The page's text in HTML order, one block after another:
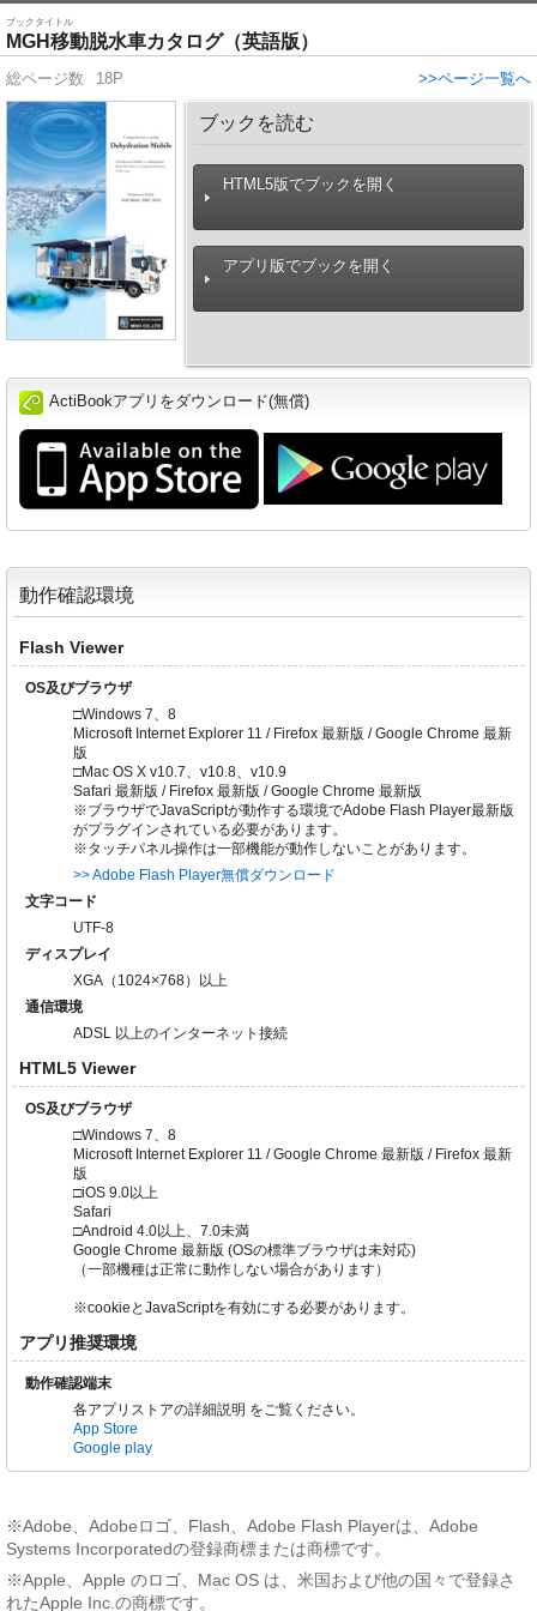
ブックタイトル
MGH移動脱水車カタログ（英語版）
総ページ数 18P >>ページ一覧へ
ブックを読む
HTML5版でブックを開く
アプリ版でブックを開く
ActiBookアプリをダウンロード(無償)
動作確認環境
Flash Viewer
OS及びブラウザ
□Windows 7、8
Microsoft Internet Explorer 11 / Firefox 最新版 / Google Chrome 最新
版
□Mac OS X v10.7、v10.8、v10.9
Safari 最新版 / Firefox 最新版 / Google Chrome 最新版
※ブラウザでJavaScriptが動作する環境でAdobe Flash Player最新版
がプラグインされている必要があります。
※タッチパネル操作は一部機能が動作しないことがあります。
>> Adobe Flash Player無償ダウンロード
文字コード
UTF-8
ディスプレイ
XGA（1024×768）以上
通信環境
ADSL 以上のインターネット接続
HTML5 Viewer
OS及びブラウザ
□Windows 7、8
Microsoft Internet Explorer 11 / Google Chrome 最新版 / Firefox 最新
版
□iOS 9.0以上
Safari
□Android 4.0以上、7.0未満
Google Chrome 最新版 (OSの標準ブラウザは未対応)
（一部機種は正常に動作しない場合があります）
※cookieとJavaScriptを有効にする必要があります。
アプリ推奨環境
動作確認端末
各アプリストアの詳細説明 をご覧ください。
App Store
Google play
※Adobe、Adobeロゴ、Flash、Adobe Flash Playerは、Adobe
Systems Incorporatedの登録商標または商標です。
※Apple、Apple のロゴ、Mac OS は、米国および他の国々で登録さ
れたApple Inc.の商標です。